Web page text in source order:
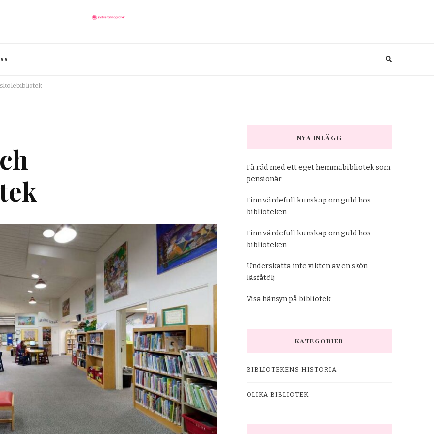
NYA INLÄGG
Få råd med ett eget hemmabibliotek som
pensionär
Finn värdefull kunskap om guld hos
biblioteken
Finn värdefull kunskap om guld hos
biblioteken
Underskatta inte vikten av en skön
läsfåtölj
Visa hänsyn på bibliotek
KATEGORIER
BIBLIOTEKENS HISTORIA
OLIKA BIBLIOTEK